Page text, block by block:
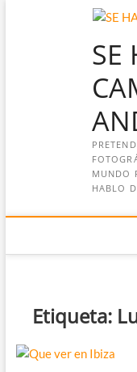
SE
MUNDO
HABLO
Etiqueta: